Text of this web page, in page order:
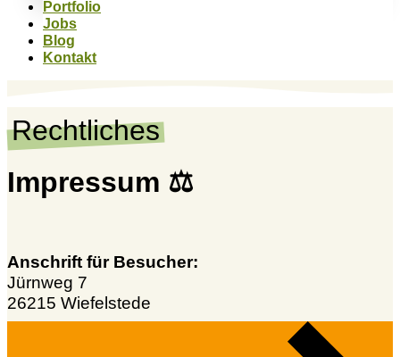
Portfolio
Jobs
Blog
Kontakt
Rechtliches
Impressum ⚖️
Anschrift für Besucher:
Jürnweg 7
26215 Wiefelstede